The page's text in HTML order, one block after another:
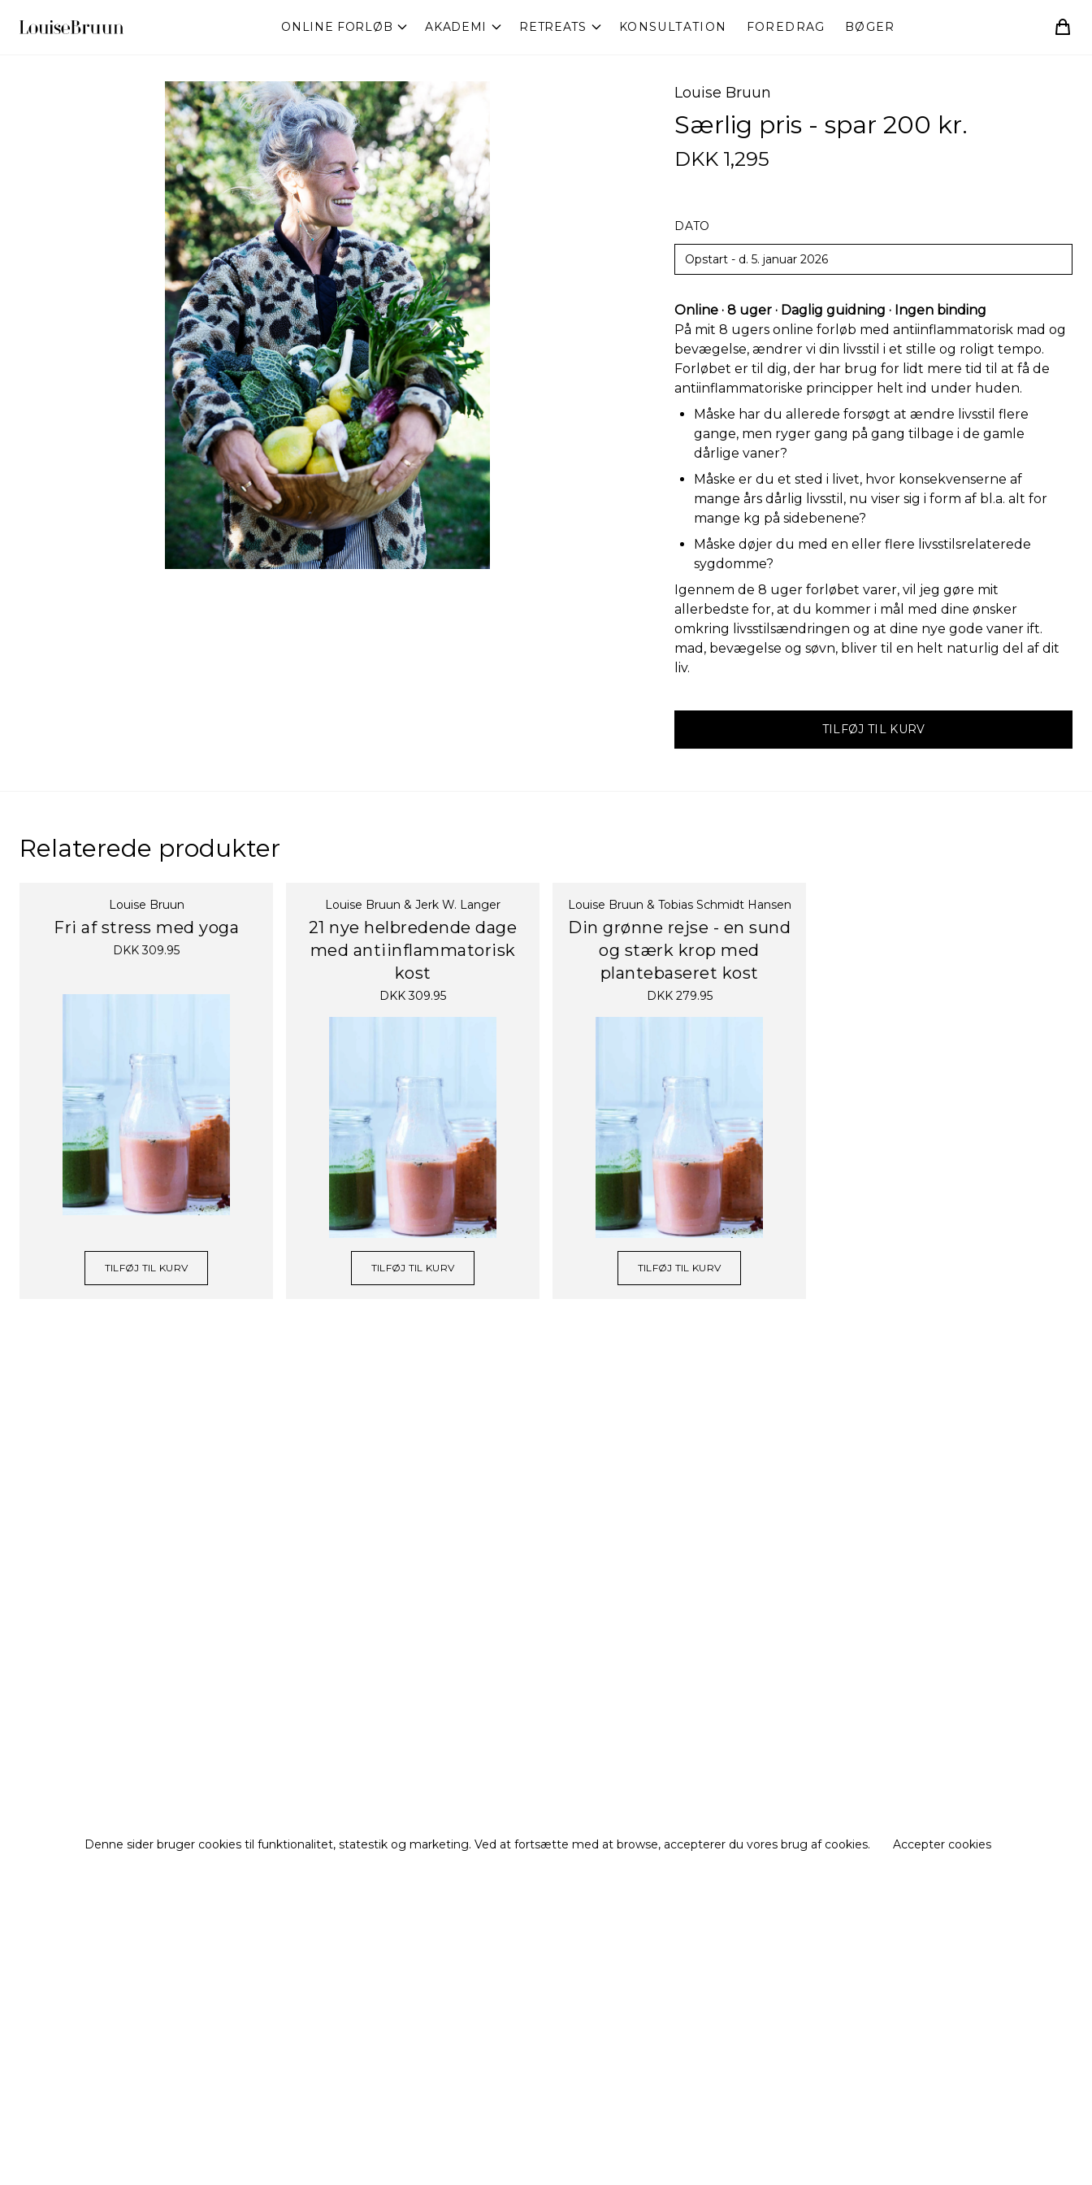
ONLINE FORLØB AKADEMI RETREATS KONSULTATION FOREDRAG BØGER
Louise Bruun
Særlig pris - spar 200 kr.
DKK 1,295
DATO
Opstart - d. 5. januar 2026
Online · 8 uger · Daglig guidning · Ingen binding
På mit 8 ugers online forløb med antiinflammatorisk mad og
bevægelse, ændrer vi din livsstil i et stille og roligt tempo.
Forløbet er til dig, der har brug for lidt mere tid til at få de
antiinflammatoriske principper helt ind under huden.
Måske har du allerede forsøgt at ændre livsstil flere
gange, men ryger gang på gang tilbage i de gamle
dårlige vaner?
Måske er du et sted i livet, hvor konsekvenserne af
mange års dårlig livsstil, nu viser sig i form af bl.a. alt for
mange kg på sidebenene?
Måske døjer du med en eller flere livsstilsrelaterede
sygdomme?
Igennem de 8 uger forløbet varer, vil jeg gøre mit
allerbedste for, at du kommer i mål med dine ønsker
omkring livsstilsændringen og at dine nye gode vaner ift.
mad, bevægelse og søvn, bliver til en helt naturlig del af dit
liv.
TILFØJ TIL KURV
Relaterede produkter
Louise Bruun
Fri af stress med yoga
DKK 309.95
TILFØJ TIL KURV
Louise Bruun & Jerk W. Langer
21 nye helbredende dage
med antiinflammatorisk
kost
DKK 309.95
TILFØJ TIL KURV
Louise Bruun & Tobias Schmidt Hansen
Din grønne rejse - en sund
og stærk krop med
plantebaseret kost
DKK 279.95
TILFØJ TIL KURV
Denne sider bruger cookies til funktionalitet, statestik og marketing. Ved at fortsætte med at browse, accepterer du vores brug af cookies. Accepter cookies